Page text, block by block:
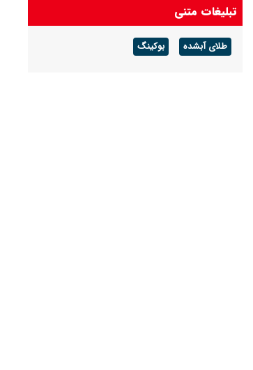
توقیف شد
فرمانده نیروی هوایی ارتش: در دفاع از ایران، جان
بر کف خواهیم بود
تبلیغات متنی
طلای آبشده بوکینگ